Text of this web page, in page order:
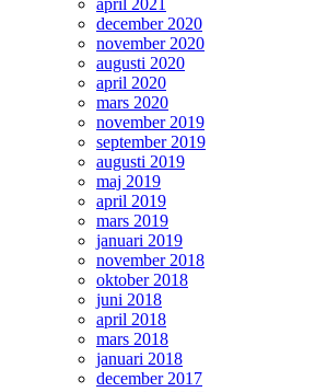
april 2021
december 2020
november 2020
augusti 2020
april 2020
mars 2020
november 2019
september 2019
augusti 2019
maj 2019
april 2019
mars 2019
januari 2019
november 2018
oktober 2018
juni 2018
april 2018
mars 2018
januari 2018
december 2017